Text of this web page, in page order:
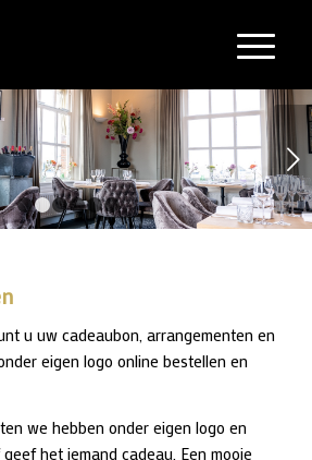
Volgende
1 2 3 4 5 6
u uw cadeaubon, arrangementen en
eigen logo online bestellen en
we hebben onder eigen logo en
het iemand cadeau. Een mooie